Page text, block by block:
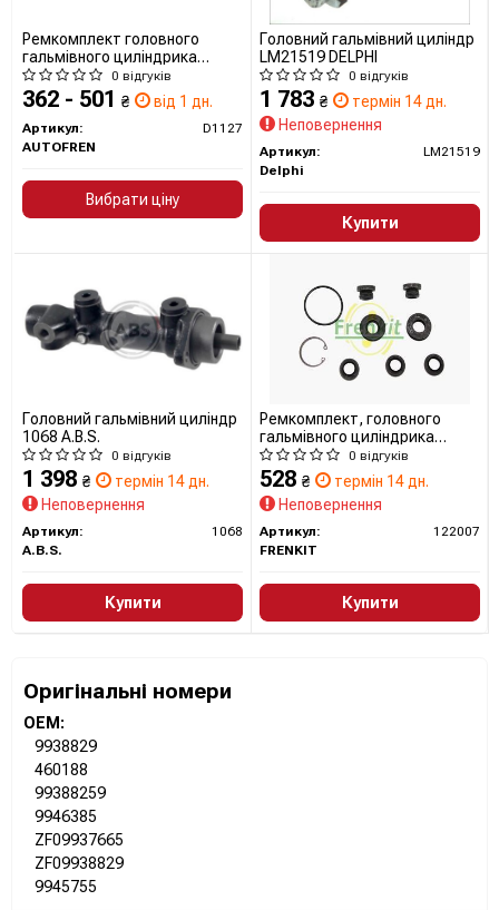
Ремкомплект головного
гальмівного циліндрика
D1127 AUTOFREN SEINSA
0 відгуків
362 - 501 ₴ від 1 дн.
Артикул:
D1127
AUTOFREN
Вибрати ціну
Головний гальмівний циліндр
LM21519 DELPHI
0 відгуків
1 783 ₴
термін 14 дн.
Неповернення
Артикул:
LM21519
Delphi
Купити
Головний гальмівний циліндр
1068 A.B.S.
0 відгуків
1 398 ₴
термін 14 дн.
Неповернення
Артикул:
1068
A.B.S.
Купити
Ремкомплект, головного
гальмівного циліндрика
122007 FRENKIT0 відгуків
528 ₴
термін 14 дн.
Неповернення
Артикул:
122007
FRENKIT
Купити
Оригінальні номери
OEM:
9938829
460188
99388259
9946385
ZF09937665
ZF09938829
9945755